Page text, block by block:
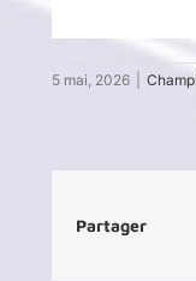
5 mai, 2026
Partager